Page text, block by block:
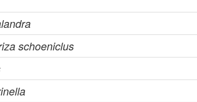
schoeniclus